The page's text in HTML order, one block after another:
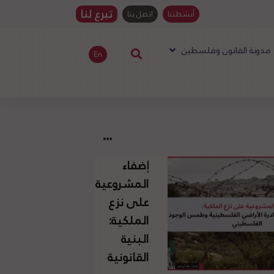
أنشطتنا اتصل بنا تبرع لنا
مدونة القانون وفلسطين En
إضفاء
المشروعية
على نزع
الملكية:
البنية
القانونية